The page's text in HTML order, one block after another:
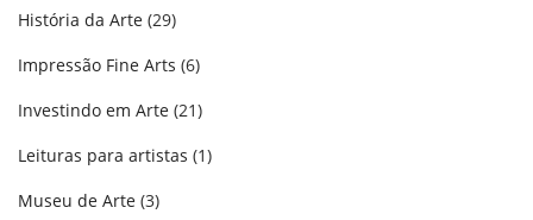
História da Arte (29)
Impressão Fine Arts (6)
Investindo em Arte (21)
Leituras para artistas (1)
Museu de Arte (3)